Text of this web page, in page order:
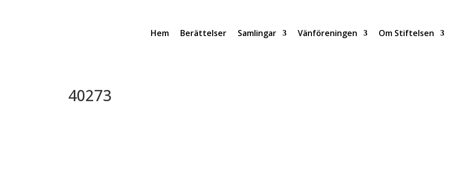
Hem Berättelser Samlingar Vänföreningen Om Stiftelsen
40273